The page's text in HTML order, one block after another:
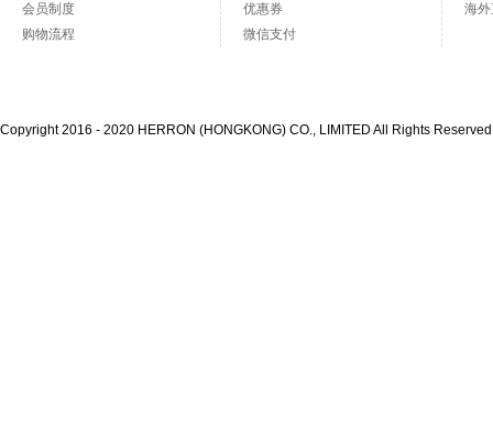
会员制度
购物流程
优惠券
微信支付
海
Copyright 2016 - 2020 HERRON (HONGKONG) CO., LIMITED All Rights